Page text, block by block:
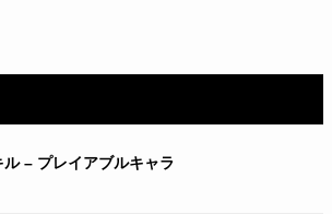
– プレイアブルキャラ